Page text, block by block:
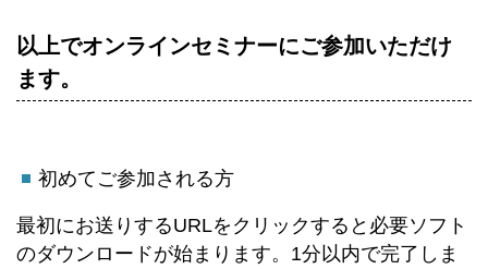
以上でオンラインセミナーにご参加いただけ
ます。
初めてご参加される方
最初にお送りするURLをクリックすると必要ソフト
のダウンロードが始まります。1分以内で完了しま